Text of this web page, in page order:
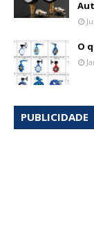
O
PUBLICIDADE